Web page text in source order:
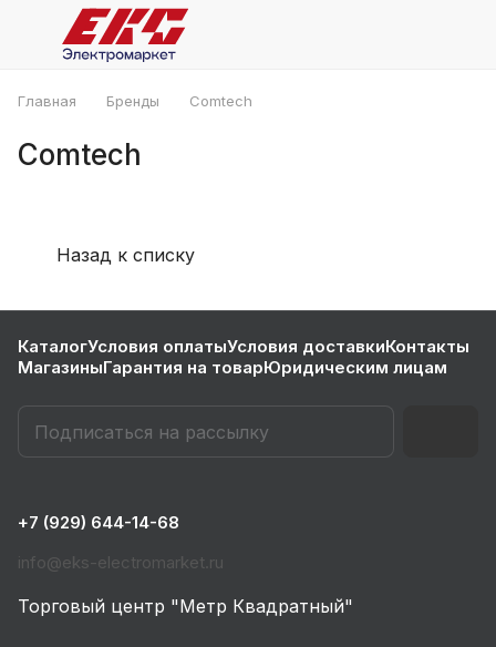
Главная Бренды Comtech
Comtech
Назад к списку
КаталогУсловия оплатыУсловия доставкиКонтакты
МагазиныГарантия на товарЮридическим лицам
+7 (929) 644-14-68
info@eks-electromarket.ru
Торговый центр "Метр Квадратный"